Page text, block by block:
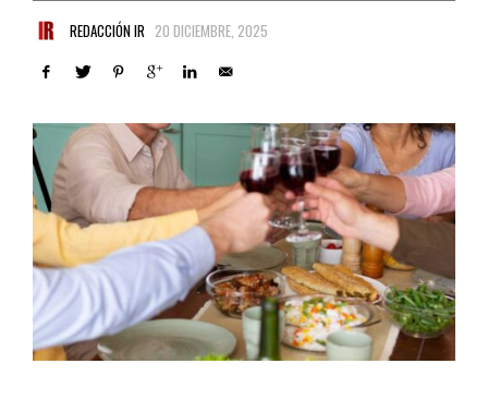
REDACCIÓN IR 20 DICIEMBRE, 2025